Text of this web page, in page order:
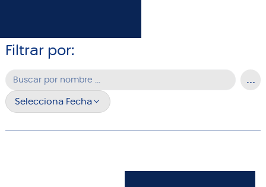
Filtrar por:
Selecciona Fecha